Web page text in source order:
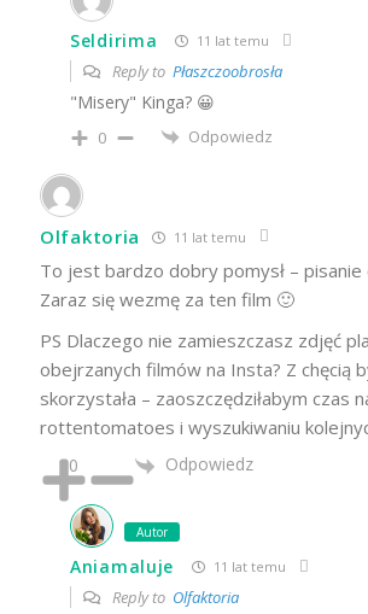
Seldirima 11 lat temu
Reply to Płaszczoobrosła
"Misery" Kinga? 😀
0 Odpowiedz
Olfaktoria 11 lat temu
To jest bardzo dobry pomysł – pisanie
Zaraz się wezmę za ten film 🙂
PS Dlaczego nie zamieszczasz zdjęć
obejrzanych filmów na Insta? Z chęcią
skorzystała – zaoszczędziłabym czas
rottentomatoes i wyszukiwaniu
0 Odpowiedz
Autor
Aniamaluje 11 lat temu
Reply to Olfaktoria